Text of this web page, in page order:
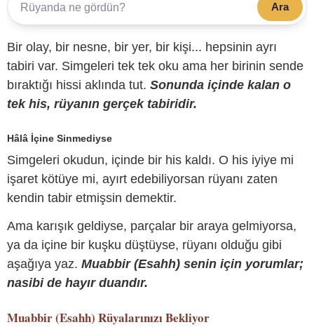
Ara
Bir olay, bir nesne, bir yer, bir kişi... hepsinin ayrı
tabiri var. Simgeleri tek tek oku ama her birinin sende
bıraktığı hissi aklında tut. Sonunda içinde kalan o
tek his, rüyanın gerçek tabiridir.
Hâlâ İçine Sinmediyse
Simgeleri okudun, içinde bir his kaldı. O his iyiye mi
işaret kötüye mi, ayırt edebiliyorsan rüyanı zaten
kendin tabir etmişsin demektir.
Ama karışık geldiyse, parçalar bir araya gelmiyorsa,
ya da içine bir kuşku düştüyse, rüyanı olduğu gibi
aşağıya yaz. Muabbir (Esahh) senin için yorumlar;
nasibi de hayır duandır.
Muabbir (Esahh) Rüyalarınızı Bekliyor